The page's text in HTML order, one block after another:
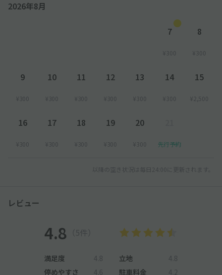
2026年8月
7
¥300
8
¥300
9
¥300
10
¥300
11
¥300
12
¥300
13
¥300
14
¥300
15
¥2,500
16
¥300
17
¥300
18
¥300
19
¥300
20
¥300 先行予約
以降の空き状況は毎日24:00に更新されます。
レビュー
4.8 （5件）
満足度 4.8 立地
4.8
停めやすさ
4.6 駐車料金 4.2